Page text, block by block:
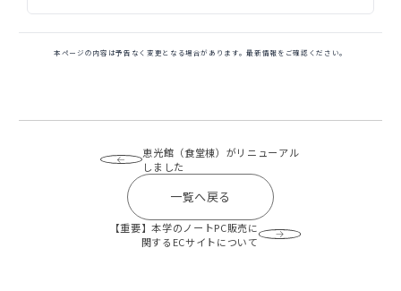
本ページの内容は予告なく変更となる場合があります。最新情報をご確認ください。
恵光館（食堂棟）がリニューアル
しました
一覧へ戻る
【重要】本学のノートPC販売に
関するECサイトについて